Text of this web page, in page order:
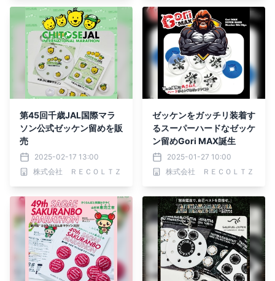
第45回千歳JAL国際マラ
ソン公式ゼッケン留めを販
売
2025-02-17 13:00
株式会社 ＲＥＣＯＬＴＺ
ゼッケンをガッチリ装着す
るスーパーハードなゼッケ
ン留めGori MAX誕生
2025-01-27 10:00
株式会社 ＲＥＣＯＬＴＺ